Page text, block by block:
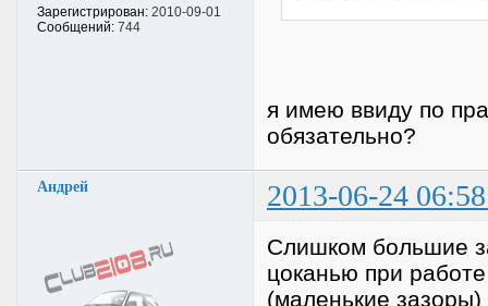
Зарегистрирован: 2010-09-01
Сообщений: 744
я имею ввиду по
обязательно?
Андрей 2013-06-24
Слишком большие
цоканью при
(маленькие